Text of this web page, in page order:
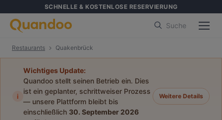
SCHNELLE & KOSTENLOSE RESERVIERUNG
Suche
Restaurants Quakenbrück
i
Wichtiges Update:
Quandoo stellt seinen Betrieb ein. Dies
ist ein geplanter, schrittweiser Prozess
— unsere Plattform bleibt bis
einschließlich 30. September 2026
Weitere Details